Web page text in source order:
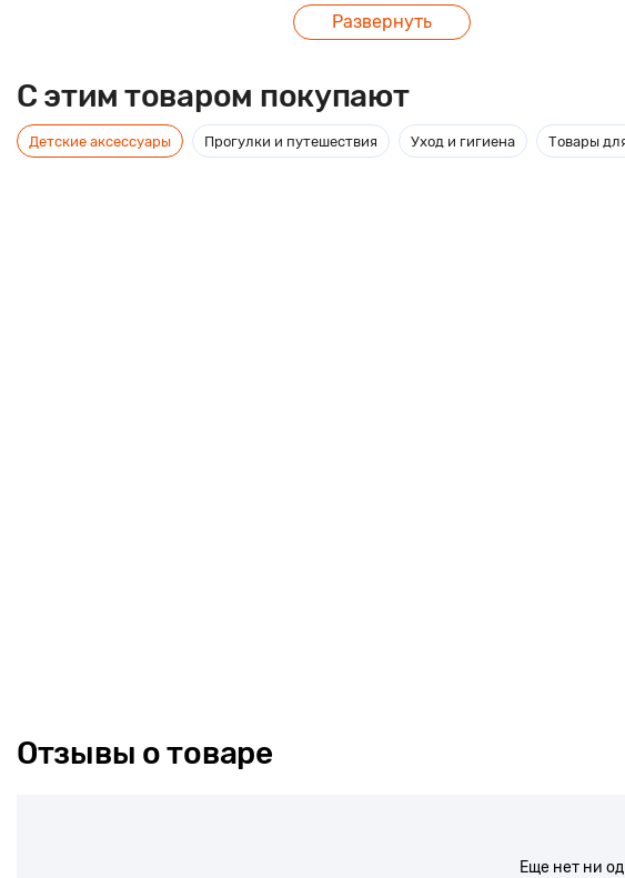
Каждой уточке присвоен свой персональный номер, что позволяет без труда
Такой уникальный набор для игры в рыбалку привлечет внимание активных
устроить настоящие соревнования.
Развернуть
C этим товаром покупают
Детские аксессуары Прогулки и путешествия Уход и гигиена Товары
Отзывы о товаре
Еще нет ни